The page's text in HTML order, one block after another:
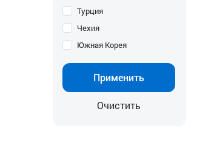
Турция
Чехия
Южная Корея
Применить
Очистить